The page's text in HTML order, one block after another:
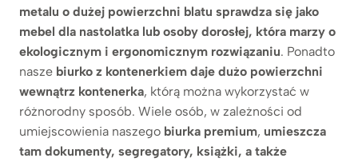
metalu o dużej powierzchni blatu sprawdza się jako
mebel dla nastolatka lub osoby dorosłej, która marzy o
ekologicznym i ergonomicznym rozwiązaniu. Ponadto
nasze biurko z kontenerkiem daje dużo powierzchni
wewnątrz kontenerka, którą można wykorzystać w
różnorodny sposób. Wiele osób, w zależności od
umiejscowienia naszego biurka premium, umieszcza
tam dokumenty, segregatory, książki, a także